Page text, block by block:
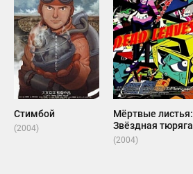
Стимбой
(2004)
Мёртвые листья:
Звёздная тюряга
(2004)